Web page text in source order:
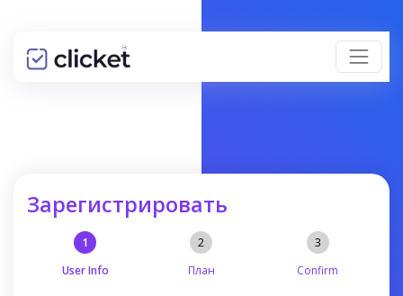
Зарегистрировать
User Info План Confirm